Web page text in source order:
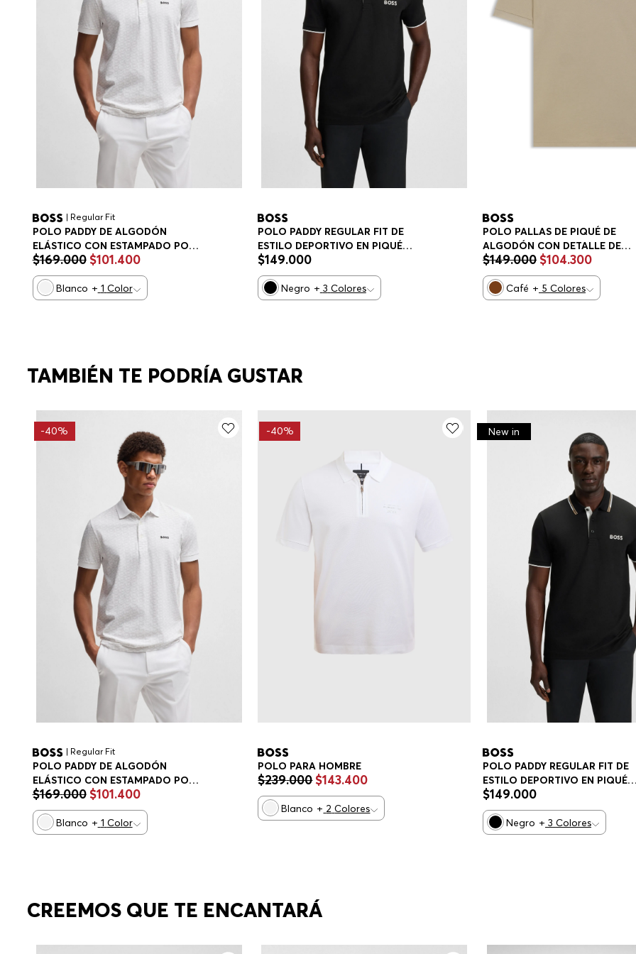
| Regular Fit
POLO PADDY DE ALGODÓN
ELÁSTICO CON ESTAMPADO POLO
REGULAR FIT HOMBRE
$169.000 $101.400
Blanco + 1 Color
POLO PADDY REGULAR FIT DE
ESTILO DEPORTIVO EN PIQUÉ
ELÁSTICO DE SECADO RÁPIDO
POLO REGULAR FIT HOMBRE
$149.000
Negro + 3 Colores
POLO PALLAS DE PIQUÉ DE
ALGODÓN CON DETALLE DE
LOGOTIPO POLO REGULAR FIT
HOMBRE
$149.000 $104.300
Café + 5 Colores
TAMBIÉN TE PODRÍA GUSTAR
-40%
| Regular Fit
POLO PADDY DE ALGODÓN
ELÁSTICO CON ESTAMPADO POLO
REGULAR FIT HOMBRE
$169.000 $101.400
Blanco + 1 Color
-40%
POLO PARA HOMBRE
$239.000 $143.400
Blanco + 2 Colores
New in
POLO PADDY REGULAR FIT DE
ESTILO DEPORTIVO EN PIQUÉ
ELÁSTICO DE SECADO RÁPIDO
POLO REGULAR FIT HOMBRE
$149.000
Negro + 3 Colores
CREEMOS QUE TE ENCANTARÁ